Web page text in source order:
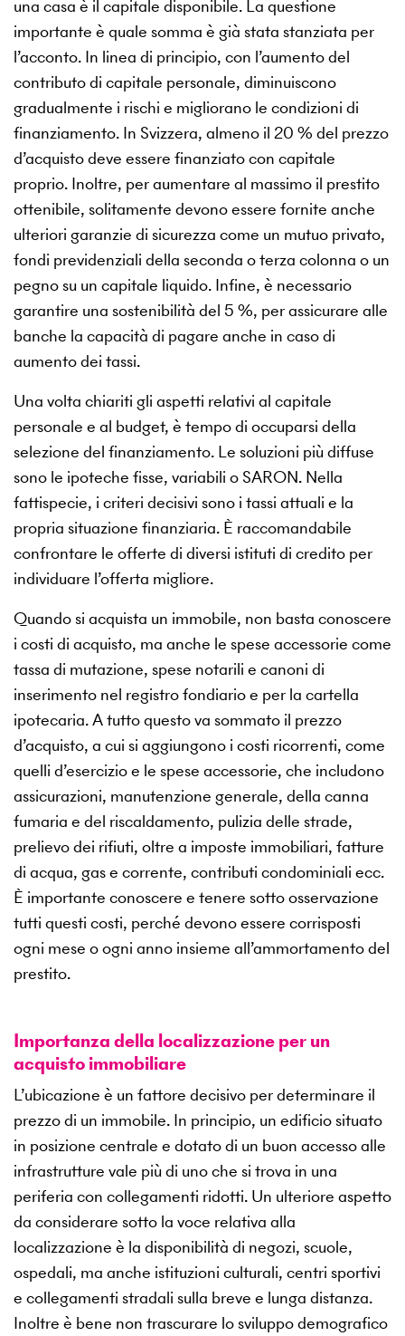
una casa è il capitale disponibile. La questione
importante è quale somma è già stata stanziata per
l’acconto. In linea di principio, con l’aumento del
contributo di capitale personale, diminuiscono
gradualmente i rischi e migliorano le condizioni di
finanziamento. In Svizzera, almeno il 20 % del prezzo
d’acquisto deve essere finanziato con capitale
proprio. Inoltre, per aumentare al massimo il prestito
ottenibile, solitamente devono essere fornite anche
ulteriori garanzie di sicurezza come un mutuo privato,
fondi previdenziali della seconda o terza colonna o un
pegno su un capitale liquido. Infine, è necessario
garantire una sostenibilità del 5 %, per assicurare alle
banche la capacità di pagare anche in caso di
aumento dei tassi.
Una volta chiariti gli aspetti relativi al capitale
personale e al budget, è tempo di occuparsi della
selezione del finanziamento. Le soluzioni più diffuse
sono le ipoteche fisse, variabili o SARON. Nella
fattispecie, i criteri decisivi sono i tassi attuali e la
propria situazione finanziaria. È raccomandabile
confrontare le offerte di diversi istituti di credito per
individuare l’offerta migliore.
Quando si acquista un immobile, non basta conoscere
i costi di acquisto, ma anche le spese accessorie come
tassa di mutazione, spese notarili e canoni di
inserimento nel registro fondiario e per la cartella
ipotecaria. A tutto questo va sommato il prezzo
d’acquisto, a cui si aggiungono i costi ricorrenti, come
quelli d’esercizio e le spese accessorie, che includono
assicurazioni, manutenzione generale, della canna
fumaria e del riscaldamento, pulizia delle strade,
prelievo dei rifiuti, oltre a imposte immobiliari, fatture
di acqua, gas e corrente, contributi condominiali ecc.
È importante conoscere e tenere sotto osservazione
tutti questi costi, perché devono essere corrisposti
ogni mese o ogni anno insieme all’ammortamento del
prestito.
Importanza della localizzazione per un
acquisto immobiliare
L’ubicazione è un fattore decisivo per determinare il
prezzo di un immobile. In principio, un edificio situato
in posizione centrale e dotato di un buon accesso alle
infrastrutture vale più di uno che si trova in una
periferia con collegamenti ridotti. Un ulteriore aspetto
da considerare sotto la voce relativa alla
localizzazione è la disponibilità di negozi, scuole,
ospedali, ma anche istituzioni culturali, centri sportivi
e collegamenti stradali sulla breve e lunga distanza.
Inoltre è bene non trascurare lo sviluppo demografico